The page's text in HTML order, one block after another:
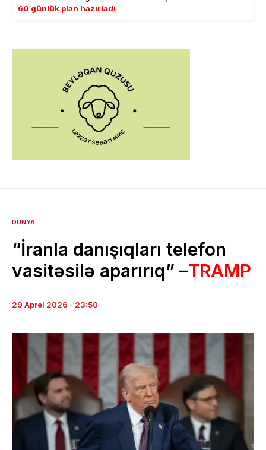
60 günlük plan hazırladı
DÜNYA
“İranla danışıqları telefon
vasitəsilə aparırıq” –TRAMP
29 Aprel 2026 - 23:50